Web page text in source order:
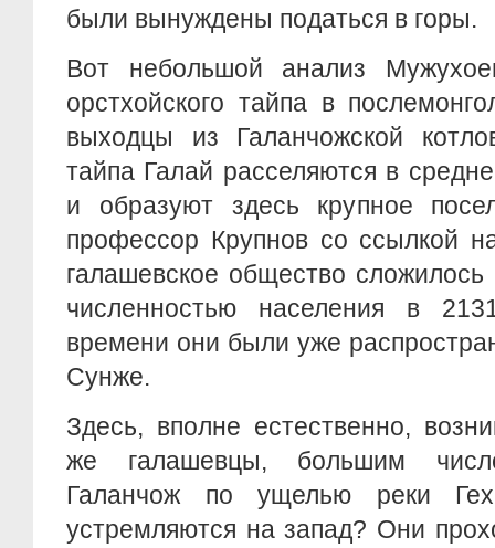
были вынуждены податься в горы.
Вот небольшой анализ
орстхойского тайпа в
выходцы из Галанчожской
тайпа Галай расселяются в
и образуют здесь крупное
профессор Крупнов со ссылкой
галашевское общество
численностью населения в
времени они были уже
Сунже.
Здесь, вполне естественно,
же галашевцы, большим
Галанчож по ущелью реки
устремляются на запад? Они